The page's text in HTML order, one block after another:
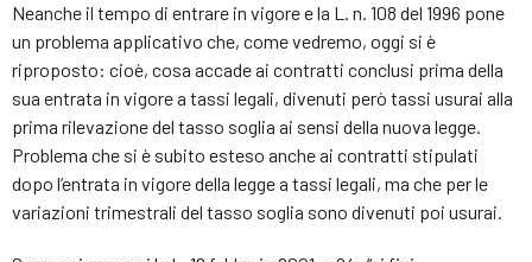
Neanche il tempo di entrare in vigore e la L. n. 108 del 1996 pone
un problema applicativo che, come vedremo, oggi si è
riproposto: cioè, cosa accade ai contratti conclusi prima della
sua entrata in vigore a tassi legali, divenuti però tassi usurai alla
prima rilevazione del tasso soglia ai sensi della nuova legge.
Problema che si è subito esteso anche ai contratti stipulati
dopo l’entrata in vigore della legge a tassi legali, ma che per le
variazioni trimestrali del tasso soglia sono divenuti poi usurai.